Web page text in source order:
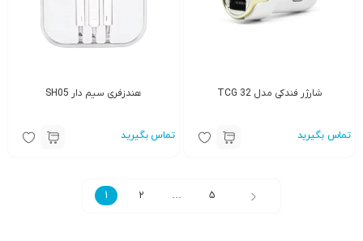
شارژر فندکی مدل TCG 32
تماس بگیرید
هندزفری سیم دار SH05
تماس بگیرید
1 2 … 5